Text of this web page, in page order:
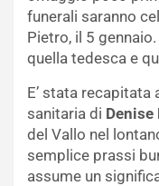
funerali saranno
Pietro, il 5
quella tedesca e
E’ stata recapitata
sanitaria di
del Vallo nel
semplice prassi
assume un